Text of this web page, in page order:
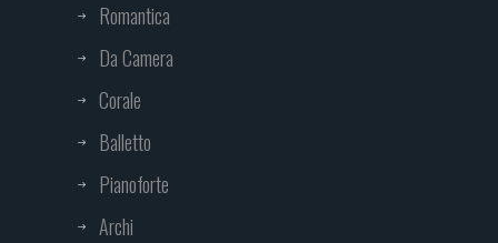
Romantica
Da Camera
Corale
Balletto
Pianoforte
Archi